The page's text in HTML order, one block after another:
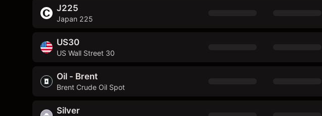
J225
Japan 225
US30
US Wall Street 30
Oil - Brent
Brent Crude Oil Spot
Silver